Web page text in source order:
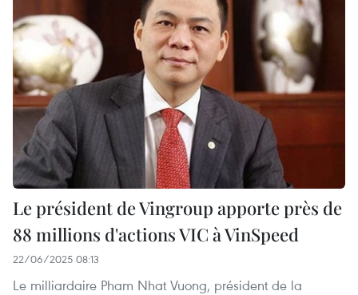
Le président de Vingroup apporte près de
88 millions d'actions VIC à VinSpeed
22/06/2025 08:13
Le milliardaire Pham Nhat Vuong, président de la